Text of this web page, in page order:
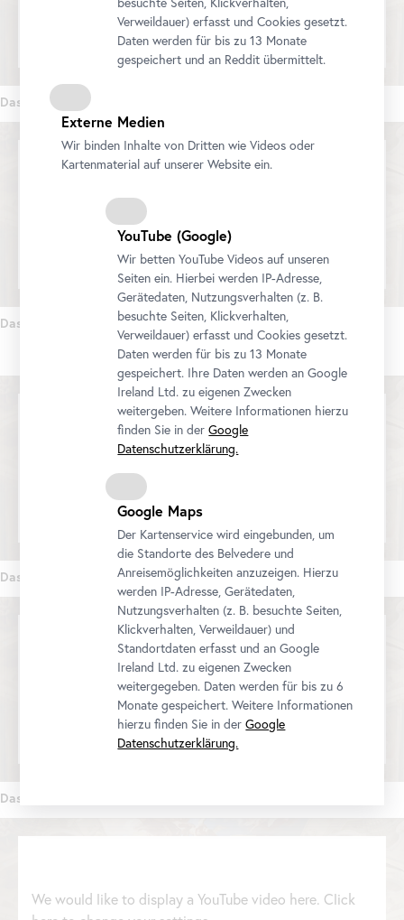
to change your settings
Das Belvedere. 300 Jahre Ort der Kunst (Teil 2)
We would like to display a YouTube video here. Click
to change your settings
Das Belvedere. 300 Jahre Ort der Kunst (Teil 3)
We would like to display a YouTube video here. Click
to change your settings
Das Belvedere. 300 Jahre Ort der Kunst (Teil 4)
We would like to display a YouTube video here. Click
to change your settings
Das Belvedere. 300 Jahre Ort der Kunst (Teil 5)
We would like to display a YouTube video here. Click
Verweildauer) erfasst und Cookies gesetzt.
Daten werden für bis zu 13 Monate
gespeichert und an Reddit übermittelt.
Externe Medien
Wir binden Inhalte von Dritten wie Videos oder
Kartenmaterial auf unserer Website ein.
YouTube (Google)
Wir bettenYouTube Videos auf unseren
Seiten ein. Hierbei werden IP-Adresse,
Gerätedaten, Nutzungsverhalten (z. B.
besuchte Seiten, Klickverhalten,
Verweildauer) erfasst und Cookies gesetzt.
Daten werden für bis zu 13 Monate
gespeichert. Ihre Daten werden an Google
Ireland Ltd. zu eigenen Zwecken
weitergeben. Weitere Informationen hierzu
finden Sie in derGoogle
Datenschutzerklärung.
Google Maps
Der Kartenservice wird eingebunden, um
die Standorte des Belvedere und
Anreisemöglichkeiten anzuzeigen. Hierzu
werden IP-Adresse, Gerätedaten,
Nutzungsverhalten (z. B. besuchte Seiten,
Klickverhalten, Verweildauer) und
Standortdaten erfasst und an Google
Ireland Ltd. zu eigenen Zwecken
weitergegeben. Daten werden für bis zu 6
Monate gespeichert. Weitere Informationen
hierzu finden Sie in derGoogle
Datenschutzerklärung.